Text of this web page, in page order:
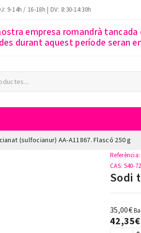
9-14h / 16-18h | DV: 8:30-14:30h
empresa romandrà
durant aquest període seran
(sulfocianur) AA-A11867. Flascó 250 g
Referència
CAS: 540-
Sodi
35,00€